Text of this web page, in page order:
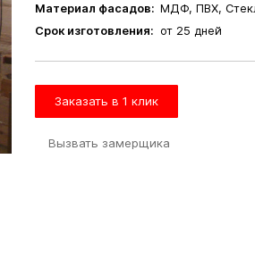
Материал фасадов: МДФ, ПВХ,
Срок изготовления: от 25 дней
Заказать в 1 клик
Вызвать замерщика